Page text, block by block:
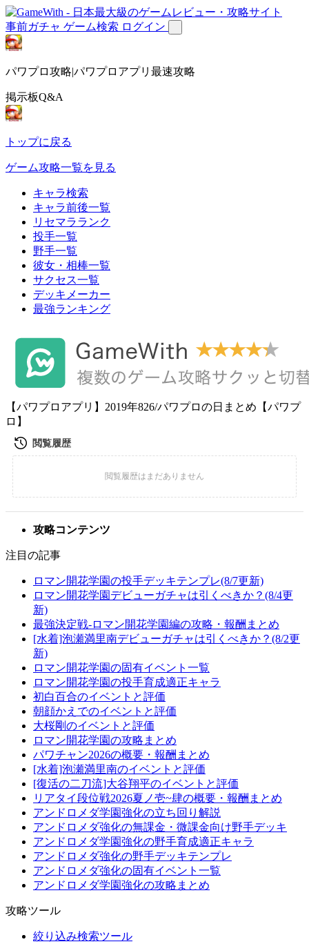
事前ガチャ ゲーム検索 ログイン
パワプロ攻略|パワプロアプリ最速攻略
掲示板Q&A
トップに戻る
ゲーム攻略一覧を見る
キャラ検索
キャラ前後一覧
リセマラランク
投手一覧
野手一覧
彼女・相棒一覧
サクセス一覧
デッキメーカー
最強ランキング
【パワプロアプリ】2019年826/パワプロの日まとめ【パワプ
ロ】
攻略コンテンツ
注目の記事
ロマン開花学園の投手デッキテンプレ(8/7更新)
ロマン開花学園デビューガチャは引くべきか？(8/4更
新)
最強決定戦-ロマン開花学園編の攻略・報酬まとめ
[水着]泡瀬満里南デビューガチャは引くべきか？(8/2更
新)
ロマン開花学園の固有イベント一覧
ロマン開花学園の投手育成適正キャラ
初白百合のイベントと評価
朝顔かえでのイベントと評価
大桜剛のイベントと評価
ロマン開花学園の攻略まとめ
パワチャン2026の概要・報酬まとめ
[水着]泡瀬満里南のイベントと評価
[復活の二刀流]大谷翔平のイベントと評価
リアタイ段位戦2026夏ノ壱~肆の概要・報酬まとめ
アンドロメダ学園強化の立ち回り解説
アンドロメダ強化の無課金・微課金向け野手デッキ
アンドロメダ学園強化の野手育成適正キャラ
アンドロメダ強化の野手デッキテンプレ
アンドロメダ強化の固有イベント一覧
アンドロメダ学園強化の攻略まとめ
攻略ツール
絞り込み検索ツール